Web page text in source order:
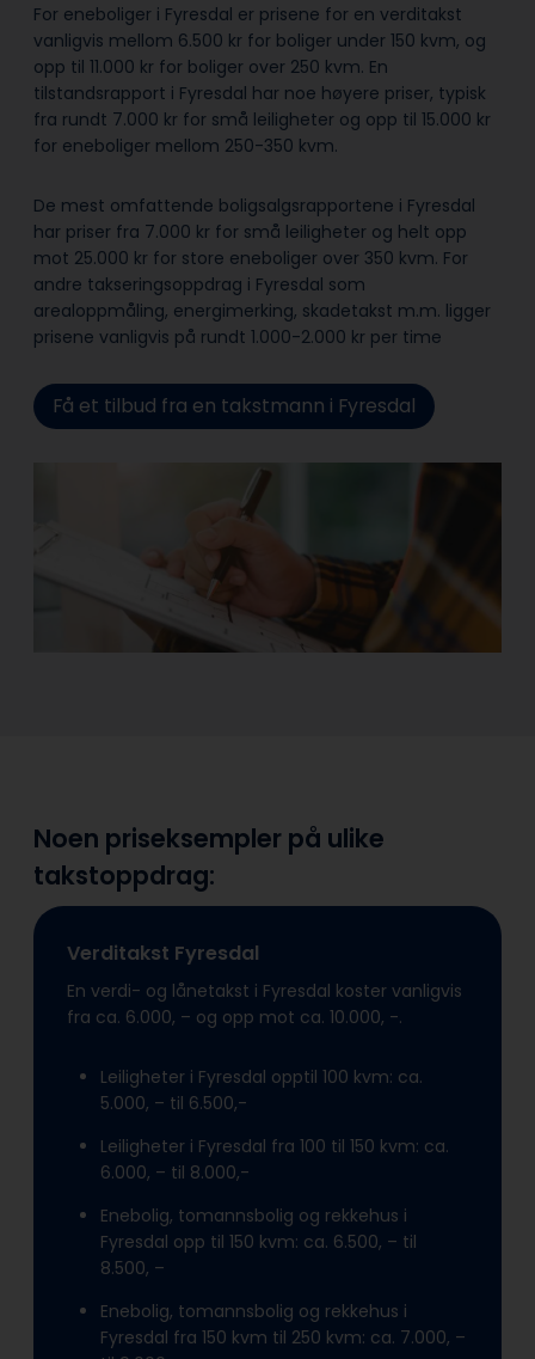
For eneboliger i Fyresdal er prisene for en verditakst
vanligvis mellom 6.500 kr for boliger under 150 kvm, og
opp til 11.000 kr for boliger over 250 kvm. En
tilstandsrapport i Fyresdal har noe høyere priser, typisk
fra rundt 7.000 kr for små leiligheter og opp til 15.000 kr
for eneboliger mellom 250-350 kvm.
De mest omfattende boligsalgsrapportene i Fyresdal
har priser fra 7.000 kr for små leiligheter og helt opp
mot 25.000 kr for store eneboliger over 350 kvm. For
andre takseringsoppdrag i Fyresdal som
arealoppmåling, energimerking, skadetakst m.m. ligger
prisene vanligvis på rundt 1.000-2.000 kr per time
Få et tilbud fra en takstmann i Fyresdal
Noen priseksempler på ulike
takstoppdrag:
Verditakst Fyresdal
En verdi- og lånetakst i Fyresdal koster vanligvis
fra ca. 6.000, – og opp mot ca. 10.000, -.
Leiligheter i Fyresdal opptil 100 kvm: ca.
5.000, – til 6.500,-
Leiligheter i Fyresdal fra 100 til 150 kvm: ca.
6.000, – til 8.000,-
Enebolig, tomannsbolig og rekkehus i
Fyresdal opp til 150 kvm: ca. 6.500, – til
8.500, –
Enebolig, tomannsbolig og rekkehus i
Fyresdal fra 150 kvm til 250 kvm: ca. 7.000, –